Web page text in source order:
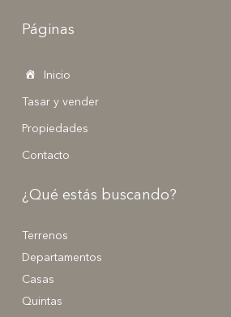
Páginas
Inicio
Tasar y vender
Propiedades
Contacto
¿Qué estás buscando?
Terrenos
Departamentos
Casas
Quintas